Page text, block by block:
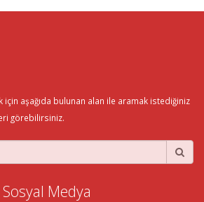
için aşağıda bulunan alan ile aramak istediğiniz
görebilirsiniz.
Sosyal Medya